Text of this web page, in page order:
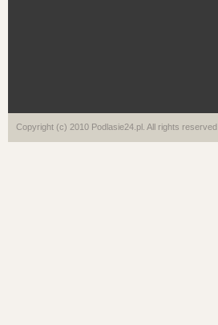
Copyright (c) 2010 Podlasie24.pl. All rights reserved